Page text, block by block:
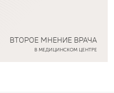
ВТОРОЕ МНЕНИЕ ВРАЧА
В МЕДИЦИНСКОМ ЦЕНТРЕ